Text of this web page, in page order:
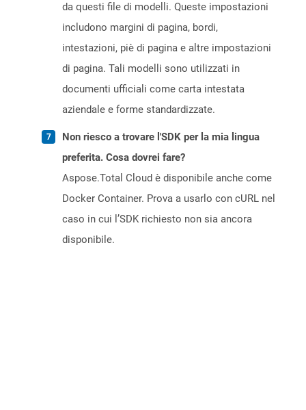
da questi file di modelli. Queste impostazioni
includono margini di pagina, bordi,
intestazioni, piè di pagina e altre impostazioni
di pagina. Tali modelli sono utilizzati in
documenti ufficiali come carta intestata
aziendale e forme standardizzate.
Non riesco a trovare l'SDK per la mia lingua
preferita. Cosa dovrei fare?
Aspose.Total Cloud è disponibile anche come
Docker Container. Prova a usarlo con cURL nel
caso in cui l’SDK richiesto non sia ancora
disponibile.